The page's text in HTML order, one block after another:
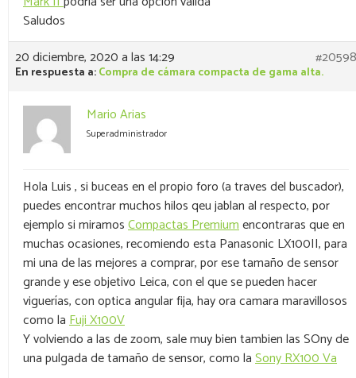
Saludos
20 diciembre, 2020 a las 14:29
#20598
En respuesta a:Compra de cámara compacta de gama alta.
Mario Arias
Superadministrador
Hola Luis , si buceas en el propio foro (a traves del buscador),
puedes encontrar muchos hilos qeu jablan al respecto, por
ejemplo si miramosCompactas Premiumencontraras que en
muchas ocasiones, recomiendo esta Panasonic LX100II, para
mi una de las mejores a comprar, por ese tamaño de sensor
grande y ese objetivo Leica, con el que se pueden hacer
viguerías, con optica angular fija, hay ora camara maravillosos
como laFuji X100V
Y volviendo a las de zoom, sale muy bien tambien las SOny de
una pulgada de tamaño de sensor, como laSony RX100 Va